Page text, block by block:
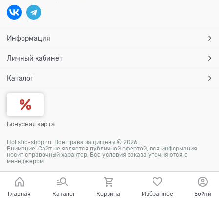
Информация
Личный кабинет
Каталог
Бонусная карта
Holistic-shop.ru. Все права защищены © 2026
Внимание! Сайт не является публичной офертой, вся информация
носит справочный характер. Все условия заказа уточняются с
менеджером
Главная Каталог Корзина Избранное Войти